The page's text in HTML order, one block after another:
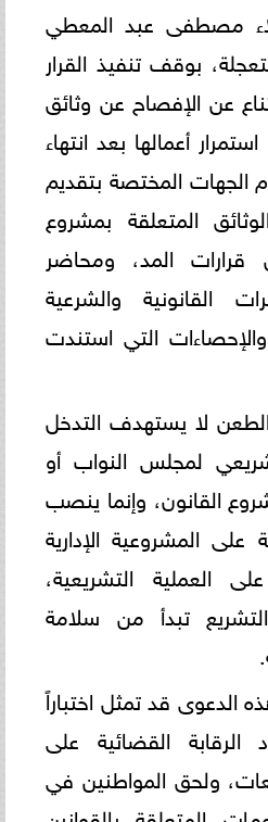
مصطفى عبد المعطي
بوقف تنفيذ القرار
عن الإفصاح عن وثائق
أعمالها بعد انتهاء
الجهات المختصة بتقديم
المتعلقة بمشروع
قرارات المد، ومحاضر
القانونية والشرعية
التي استندت
لا يستهدف التدخل
لمجلس النواب أو
القانون، وإنما ينصب
على المشروعية الإدارية
العملية التشريعية،
تبدأ من سلامة
الدعوى قد تمثل اختباراً
الرقابة القضائية على
ولحق المواطنين في